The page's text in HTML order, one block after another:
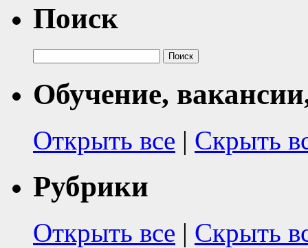
Поиск
Обучение,
Открыть все | Скрыть
Рубрики
Открыть все | Скрыть